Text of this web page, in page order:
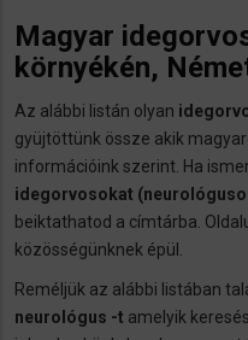
Magyar
környékén,
Az alábbi listán olyan
gyüjtöttünk össze akik
információink szerint. Ha
idegorvosokat
beiktathatod a címtárba.
közösségünknek épül.
Reméljük az alábbi listában
neurológus -t amelyik